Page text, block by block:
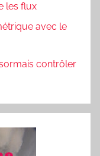
les flux
avec le
contrôler